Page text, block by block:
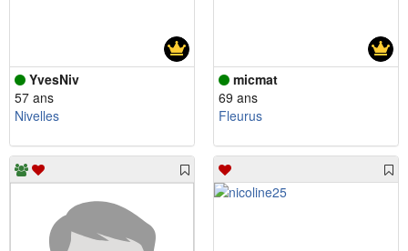
YvesNiv
57 ans
Nivelles
micmat
69 ans
Fleurus